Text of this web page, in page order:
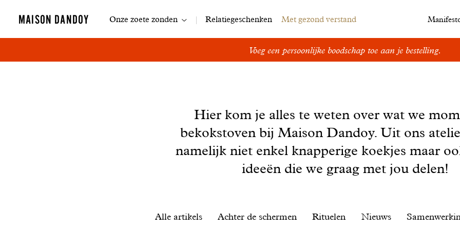
MAISON DANDOY Navigatie
Onze zoete zonden Relatiegeschenken Met gezond verstand
Voeg een persoonlijke boodschap toe aan je bestelling.
Hier kom je alles te weten over wat we
bekokstoven bij Maison Dandoy. Uit ons
namelijk niet enkel knapperige koekjes maar
ideeën die we graag met jou delen!
Alle artikels Achter de schermen Rituelen Nieuws